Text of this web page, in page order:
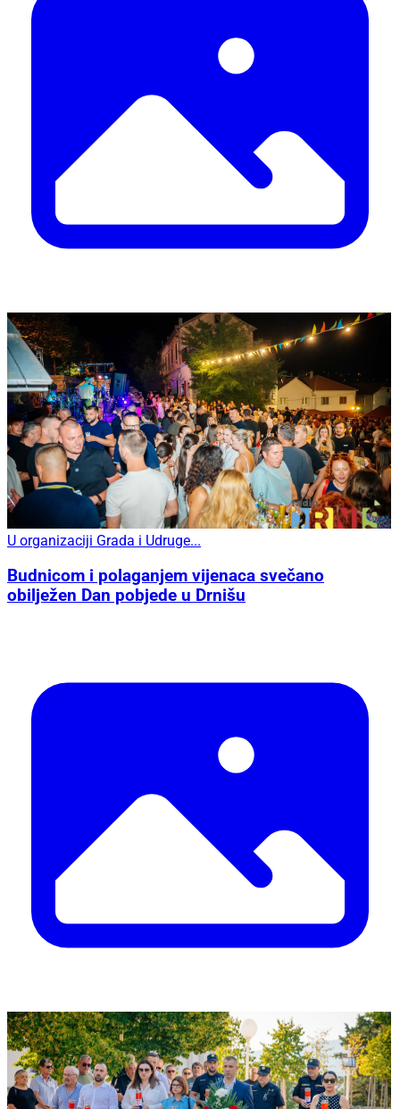
U organizaciji Grada i Udruge...
Budnicom i polaganjem vijenaca svečano
obilježen Dan pobjede u Drnišu